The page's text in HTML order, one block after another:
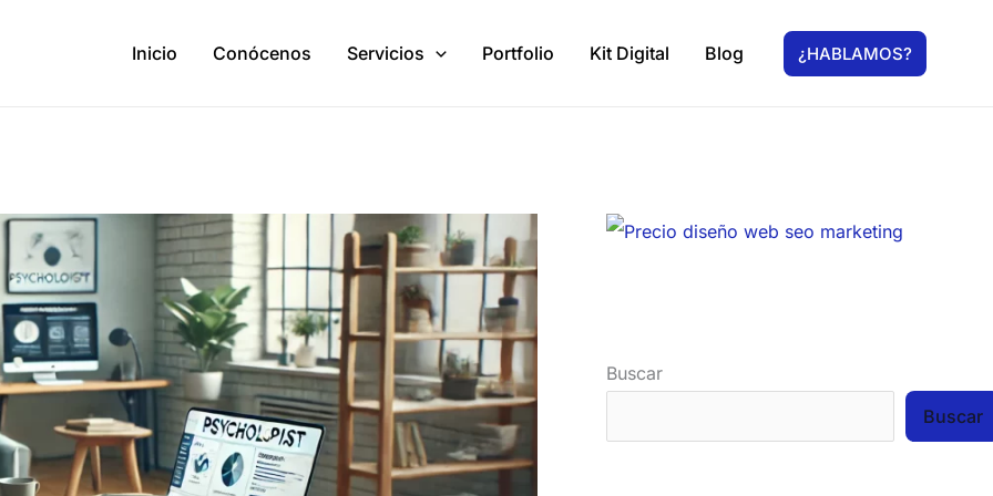
Inicio Conócenos Servicios Portfolio Kit Digital Blog ¿HABLAMOS?
Buscar
Buscar